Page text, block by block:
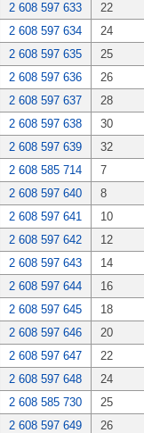
2 608 597 633
22
2 608 597 634
24
2 608 597 635
25
2 608 597 636
26
2 608 597 637
28
2 608 597 638
30
2 608 597 639
32
2 608 585 714
7
2 608 597 640
8
2 608 597 641
10
2 608 597 642
12
2 608 597 643
14
2 608 597 644
16
2 608 597 645
18
2 608 597 646
20
2 608 597 647
22
2 608 597 648
24
2 608 585 730
25
2 608 597 649
26